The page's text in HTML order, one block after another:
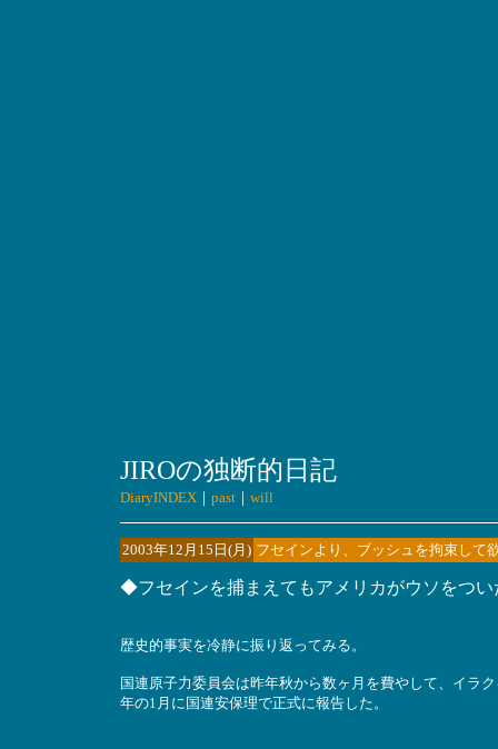
JIROの独断的日記
DiaryINDEX｜ past｜ will
2003年12月15日(月) フセインより、ブッシュを拘束して
◆フセインを捕まえてもアメリカがウソをつい
歴史的事実を冷静に振り返ってみる。
国連原子力委員会は昨年秋から数ヶ月を費やして、イラ
年の1月に国連安保理で正式に報告した。